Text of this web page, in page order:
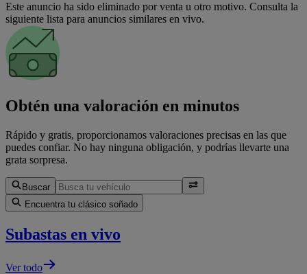
Este anuncio ha sido eliminado por venta u otro motivo. Consulta la
siguiente lista para anuncios similares en vivo.
Obtén una valoración en minutos
Rápido y gratis, proporcionamos valoraciones precisas en las que
puedes confiar. No hay ninguna obligación, y podrías llevarte una
grata sorpresa.
Buscar
Encuentra tu clásico soñado
Subastas en vivo
Ver todo